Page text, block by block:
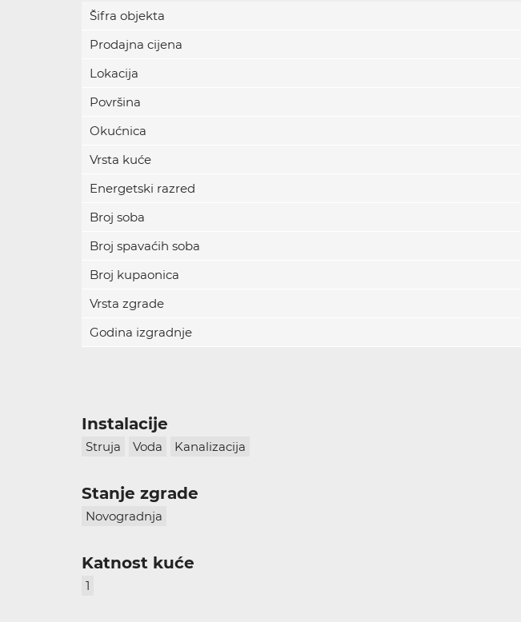
Šifra objekta
Prodajna cijena
Lokacija
Površina
Okućnica
Vrsta kuće
Energetski razred
Broj soba
Broj spavaćih soba
Broj kupaonica
Vrsta zgrade
Godina izgradnje
Instalacije
Struja Voda Kanalizacija
Stanje zgrade
Novogradnja
Katnost kuće
1